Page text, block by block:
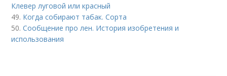
Клевер луговой или красный
49. Когда собирают табак. Сорта
50.Сообщение про лен. История изобретения и
использования